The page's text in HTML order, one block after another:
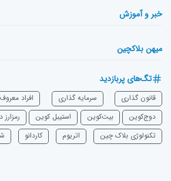
خبر و آموزش
میهن بلاکچین
تگ‌های پربازدید
قانون گذاری سرمایه‌ گذاری افراد معروف
دوج‌کوین
بیت‌کوین استیبل کوین رمزارز
تکنولوژی بلاک چین
اتریوم ‌کاردانو